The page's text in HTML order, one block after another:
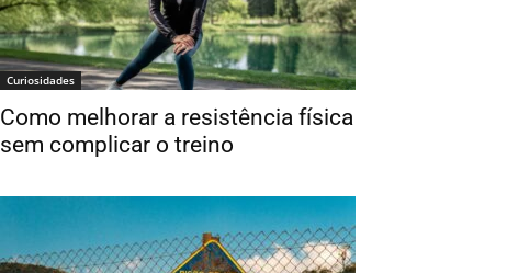
Curiosidades
Como melhorar a resistência física
sem complicar o treino